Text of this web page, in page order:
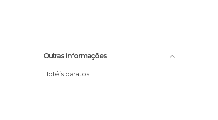
Outras informações
Hotéis baratos